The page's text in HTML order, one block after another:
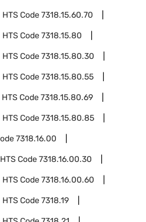
HTS Code7318.15.60.70
HTS Code7318.15.80
HTS Code7318.15.80.30
HTS Code7318.15.80.55
HTS Code7318.15.80.69
HTS Code7318.15.80.85
7318.16.00
HTS Code7318.16.00.30
HTS Code7318.16.00.60
HTS Code7318.19